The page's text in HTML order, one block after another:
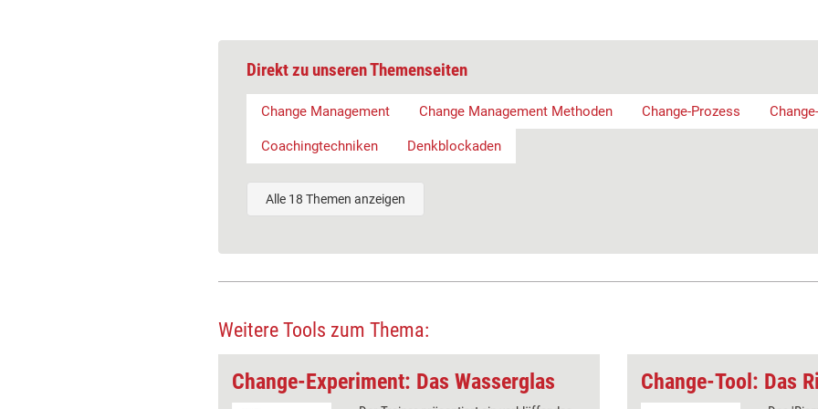
Direkt zu unseren Themenseiten
Change Management Change Management Methoden Change-Prozess
Coachingtechniken Denkblockaden
Alle 18 Themen anzeigen
Weitere Tools zum Thema:
Change-Experiment: Das Wasserglas